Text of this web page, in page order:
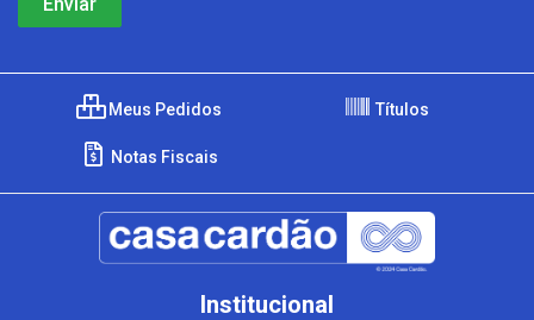
Meus Pedidos Títulos
Notas Fiscais
Institucional